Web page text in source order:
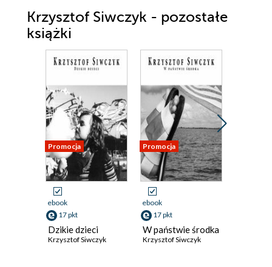
Krzysztof Siwczyk - pozostałe
książki
Promocja
ebook
17 pkt
Dzikie dzieci
Krzysztof Siwczyk
Promocja
ebook
17 pkt
W państwie środka
Krzysztof Siwczyk